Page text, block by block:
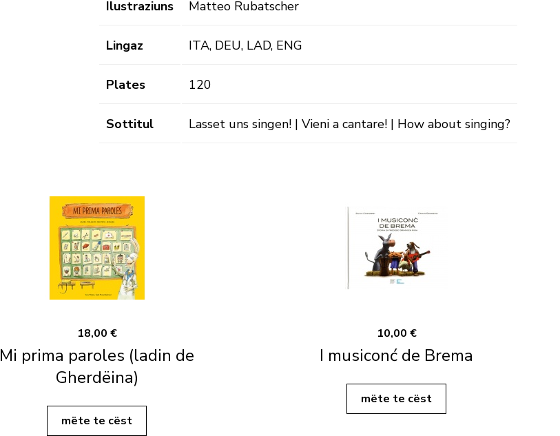
Ilustraziuns Matteo Rubatscher
Lingaz ITA, DEU, LAD, ENG
Plates 120
Sottitul Lasset uns singen! | Vieni a cantare! | How about singing?
18,00 €
Mi prima paroles (ladin de
Gherdëina)
mëte te cëst
10,00 €
I musiconć de Brema
mëte te cëst